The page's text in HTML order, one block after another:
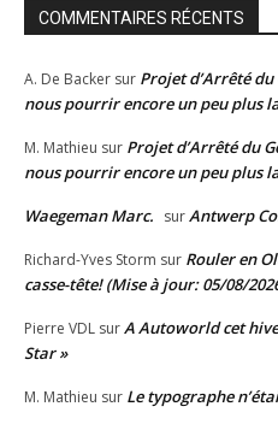
COMMENTAIRES RÉCENTS
A. De Backer sur Projet d’Arrêté
nous pourrir encore un peu plus
M. Mathieu sur Projet d’Arrêté du
nous pourrir encore un peu plus
Waegeman Marc. surAntwerp
Richard-Yves Storm sur Rouler en
casse-tête! (Mise à jour: 05/08/
Pierre VDL surA Autoworld cet
Star »
M. Mathieu sur Le typographe